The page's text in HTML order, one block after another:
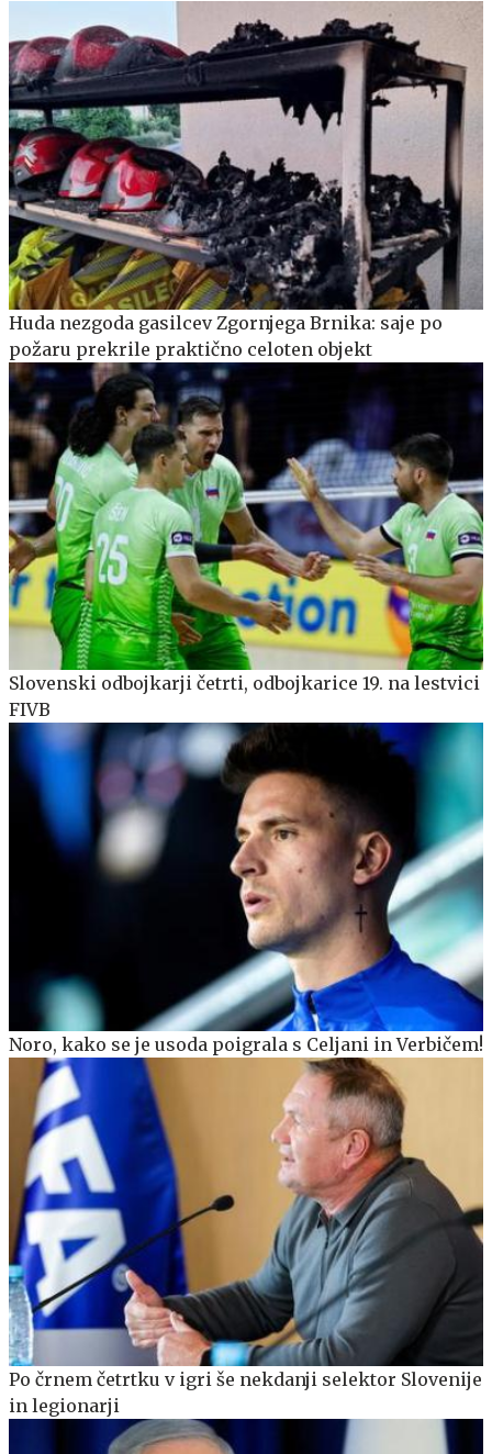
Huda nezgoda gasilcev Zgornjega Brnika: saje po
požaru prekrile praktično celoten objekt
Slovenski odbojkarji četrti, odbojkarice 19. na lestvici
FIVB
Noro, kako se je usoda poigrala s Celjani in Verbičem!
Po črnem četrtku v igri še nekdanji selektor Slovenije
in legionarji